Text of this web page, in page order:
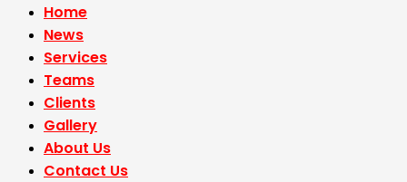
Home
News
Services
Teams
Clients
Gallery
About Us
Contact Us